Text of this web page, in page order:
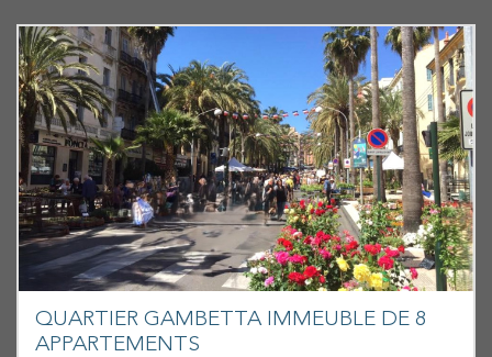
QUARTIER GAMBETTA IMMEUBLE DE 8
APPARTEMENTS